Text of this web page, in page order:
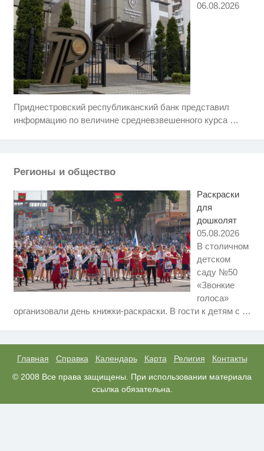
06.08.2026
Приднестровский республиканский банк представил
информацию по величине средневзвешенного курса …
Регионы и общество
Раскраски
для
дошколят
05.08.2026
В столичном
детском
саду №50
«Звонкие
голоса»
организовали день книжки-раскраски. В гости к детям с …
Главная Справка Календарь Карта Религия
Контакты
© 2008 Все права защищены. При использовании материала
ссылка обязательна.
i
Скрытая камера на пляже
когда их не видят...
Ролик длится несколько секунд,
Бодипозитив и здоровье:
красоты
вы будете в шоке от увиденного
i
Королева вагона отожгла! Видео
не оставит равнодушным